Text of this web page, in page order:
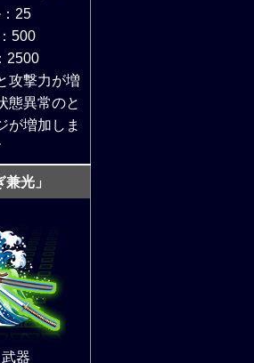
25
500
2500
攻撃力が増
態異常のと
が増加しま
光」
器